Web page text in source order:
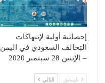
إحصائية أولية لإنتهاكات
التحالف السعودي في اليمن
– الإثنين 28 سبتمبر 2020
السابق التالي